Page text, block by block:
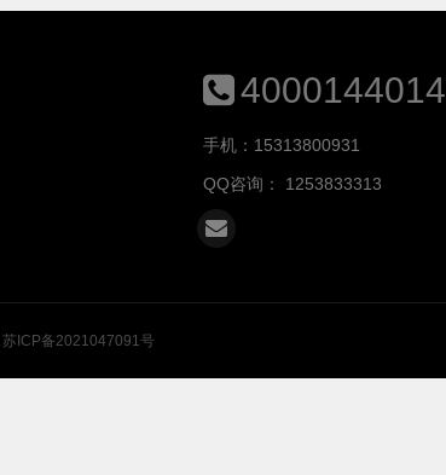
4000144014
手机：15313800931
QQ咨询： 1253833313
苏ICP备2021047091号